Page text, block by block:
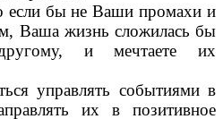
если бы не Ваши промахи и
Ваша жизнь сложилась бы
и мечтаете их
управлять событиями в
их в позитивное